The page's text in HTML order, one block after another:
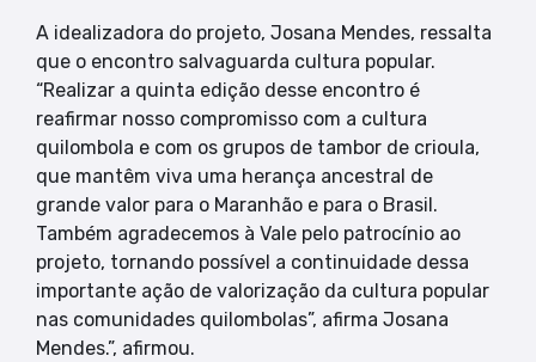
A idealizadora do projeto, Josana Mendes, ressalta
que o encontro salvaguarda cultura popular.
“Realizar a quinta edição desse encontro é
reafirmar nosso compromisso com a cultura
quilombola e com os grupos de tambor de crioula,
que mantêm viva uma herança ancestral de
grande valor para o Maranhão e para o Brasil.
Também agradecemos à Vale pelo patrocínio ao
projeto, tornando possível a continuidade dessa
importante ação de valorização da cultura popular
nas comunidades quilombolas”, afirma Josana
Mendes.”, afirmou.